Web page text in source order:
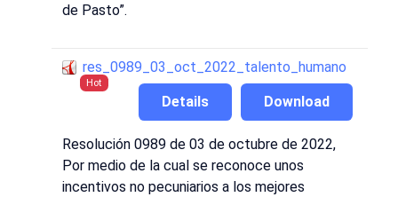
de Pasto”.
res_0989_03_oct_2022_talento_humano
Hot
Download
Details
Resolución 0989 de 03 de octubre de 2022,
Por medio de la cual se reconoce unos
incentivos no pecuniarios a los mejores